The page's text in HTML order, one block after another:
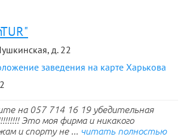
д. 22
заведения на карте Харькова
на 057 714 16 19 убедительная
Это моя фирма и никакого
и спорту не ... читать полностью